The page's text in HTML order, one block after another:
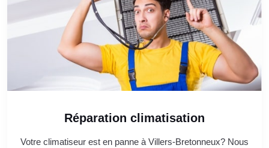
Réparation climatisation
Votre climatiseur est en panne à Villers-Bretonneux? Nous